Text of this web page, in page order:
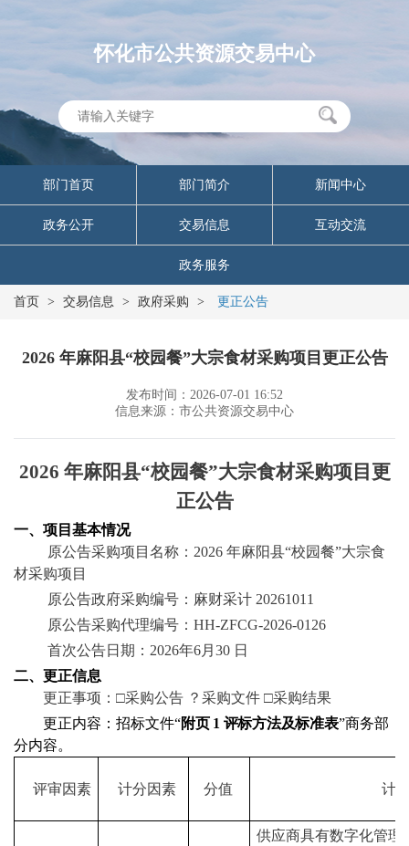
怀化市公共资源交易中心
部门首页 部门简介 新闻中心
政务公开 交易信息 互动交流
政务服务
首页 > 交易信息 > 政府采购 > 更正公告
2026 年麻阳县“校园餐”大宗食材采购项目更正公告
发布时间：2026-07-01 16:52
信息来源：市公共资源交易中心
2026 年麻阳县“校园餐”大宗食材采购项目更
正公告
一、项目基本情况
原公告采购项目名称： 2026 年麻阳县“校园餐”大宗食
材采购项目
原公告政府采购编号：麻财采计 20261011
原公告采购代理编号：HH-ZFCG-2026-0126
首次公告日期： 2026年6月30 日
二、更正信息
更正事项： □采购公告 ？采购文件 □采购结果
更正内容： 招标文件“附页 1 评标方法及标准表”商务部
分内容。
评审因素 计分因素 分值 计
供应商具有数字化管理